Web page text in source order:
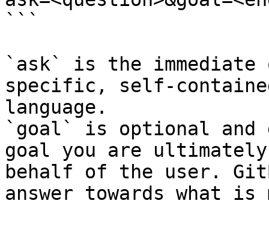
```
`ask` is the
specific, self-
language.
`goal` is optional and
goal you are
behalf of the user.
answer towards what